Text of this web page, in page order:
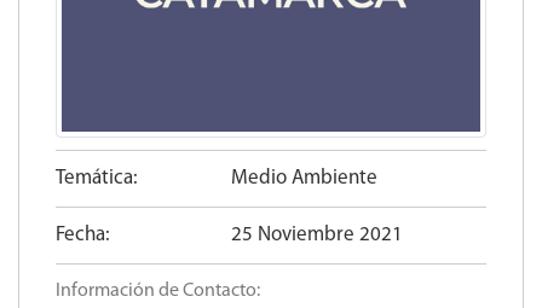
Temática: Medio Ambiente
Fecha: 25 Noviembre 2021
Información de Contacto: